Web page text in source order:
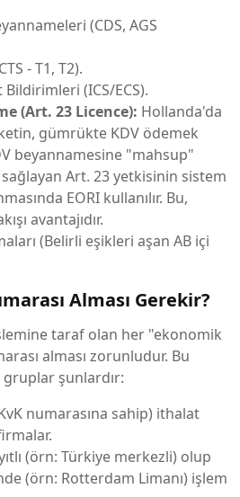
(CDS, AGS
- T1, T2).
(ICS/ECS).
(Art. 23 Licence): Hollanda'da
gümrükte KDV ödemek
beyannamesine "mahsup"
sağlayan Art. 23 yetkisinin sistem
EORI kullanılır. Bu,
avantajıdır.
(Belirli eşikleri aşan AB içi
Alması Gerekir?
taraf olan her "ekonomik
alması zorunludur. Bu
gruplar şunlardır:
numarasına sahip) ithalat
(örn: Türkiye merkezli) olup
(örn: Rotterdam Limanı) işlem